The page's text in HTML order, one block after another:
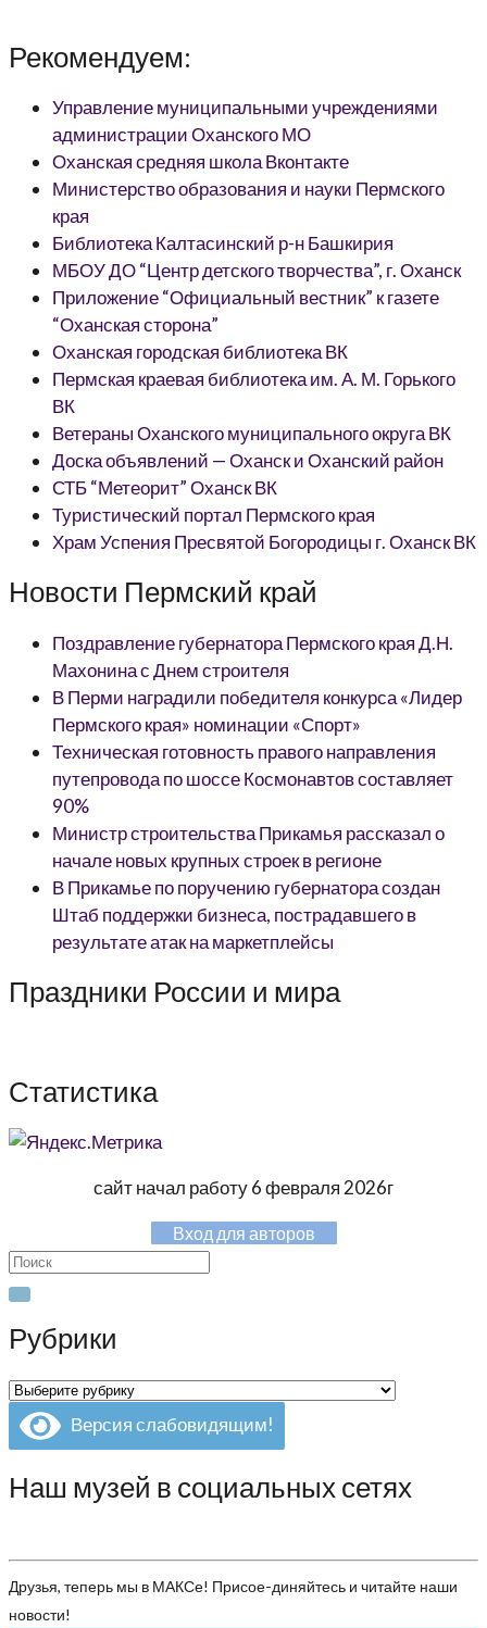
Рекомендуем:
Управление муниципальными учреждениями
администрации Оханского МО
Оханская средняя школа Вконтакте
Министерство образования и науки Пермского
края
Библиотека Калтасинский р-н Башкирия
МБОУ ДО “Центр детского творчества”, г. Оханск
Приложение “Официальный вестник” к газете
“Оханская сторона”
Оханская городская библиотека ВК
Пермская краевая библиотека им. А. М. Горького
ВК
Ветераны Оханского муниципального округа ВК
Доска объявлений — Оханск и Оханский район
СТБ “Метеорит” Оханск ВК
Туристический портал Пермского края
Храм Успения Пресвятой Богородицы г. Оханск ВК
Новости Пермский край
Поздравление губернатора Пермского края Д.Н.
Махонина с Днем строителя
В Перми наградили победителя конкурса «Лидер
Пермского края» номинации «Спорт»
Техническая готовность правого направления
путепровода по шоссе Космонавтов составляет
90%
Министр строительства Прикамья рассказал о
начале новых крупных строек в регионе
В Прикамье по поручению губернатора создан
Штаб поддержки бизнеса, пострадавшего в
результате атак на маркетплейсы
Праздники России и мира
Статистика
сайт начал работу 6 февраля 2026г
Вход для авторов
Search
for:
Рубрики
Рубрики
Версия слабовидящим!
Наш музей в социальных сетях
Друзья, теперь мы в МАКСе! Присое-диняйтесь и читайте наши
новости!